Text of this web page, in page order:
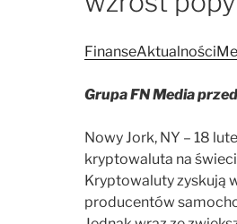
Grupa FN Media
Nowy Jork, NY – 18
kryptowaluta na
Kryptowaluty zyskują
producentów